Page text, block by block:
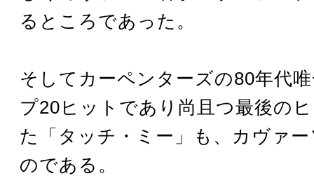
るところであった。
そしてカーペンターズの80年代
プ20ヒットであり尚且つ最後の
た「タッチ・ミー」も、カヴァ
のである。